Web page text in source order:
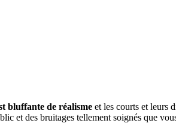
bluffante de réalisme et les courts et leurs
et des bruitages tellement soignés que